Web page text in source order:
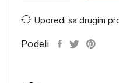
Uporedi sa drugim
Podeli